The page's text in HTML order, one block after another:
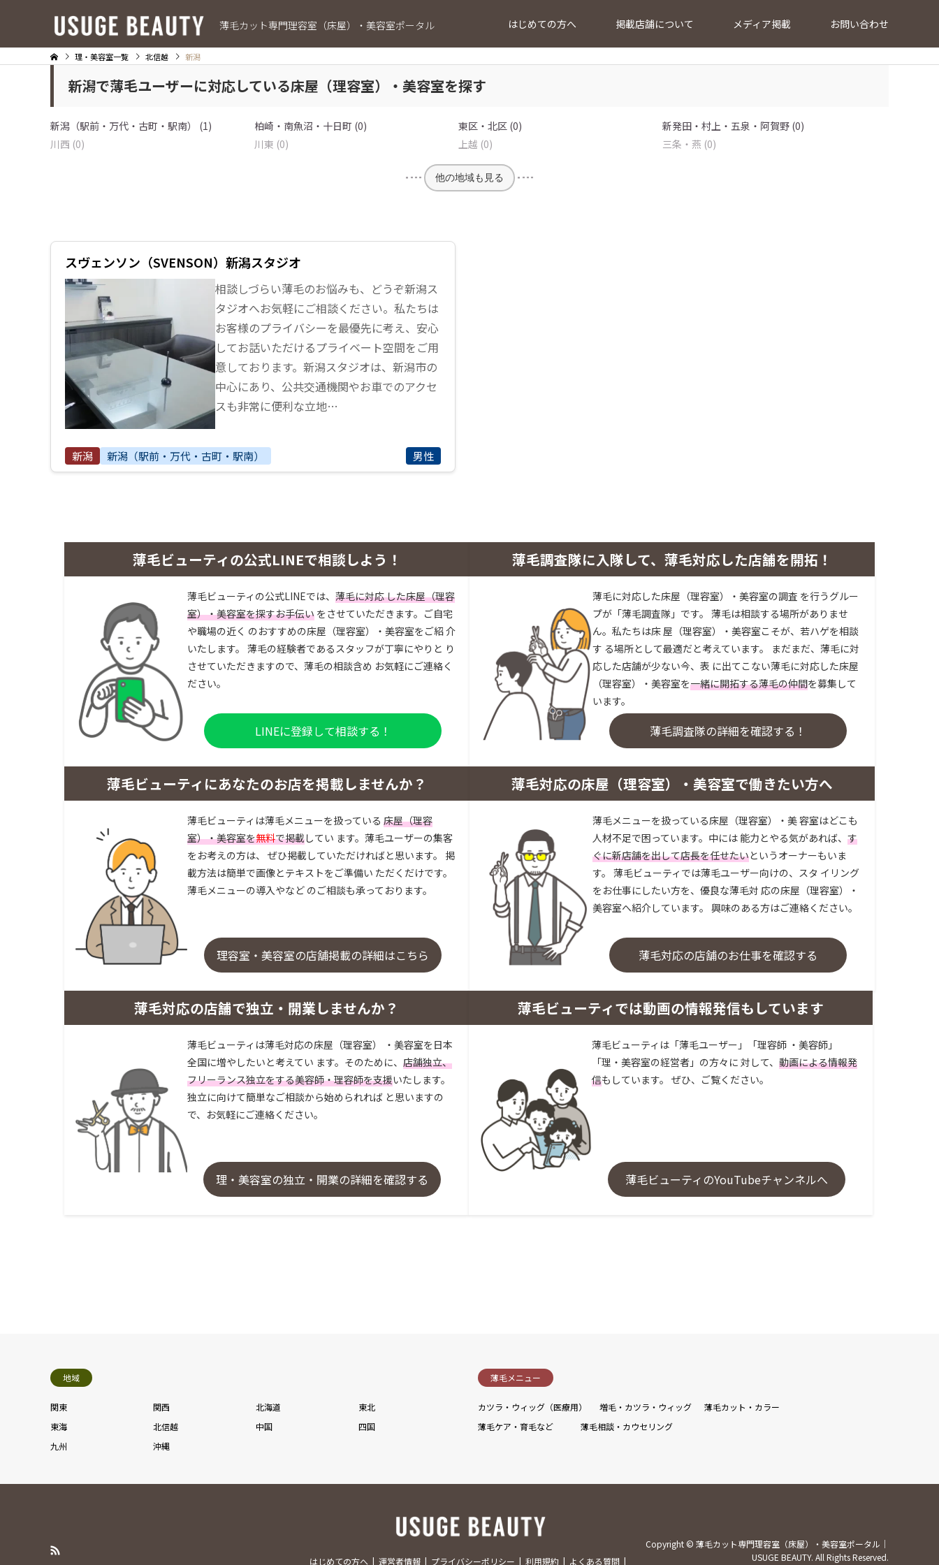
薄毛カット専門理容室（床屋）・美容室ポータル はじめての方へ 掲載店舗について メディア掲載 お問い合わせ
理・美容室一覧 北信越 新潟
新潟で薄毛ユーザーに対応している床屋（理容室）・美容室を探す
新潟（駅前・万代・古町・駅南） (1) 柏崎・南魚沼・十日町 (0) 東区・北区 (0)
新発田・村上・五泉・阿賀野 (0)
川西 (0)
川東 (0) 上越 (0) 三条・燕 (0)
他の地域も見る
スヴェンソン（SVENSON）新潟スタジオ
相談しづらい薄毛のお悩みも、どうぞ新潟ス
タジオへお気軽にご相談ください。私たちは
お客様のプライバシーを最優先に考え、安心
してお話いただけるプライベート空間をご用
意しております。新潟スタジオは、新潟市の
中心にあり、公共交通機関やお車でのアクセ
スも非常に便利な立地…
新潟 新潟（駅前・万代・古町・駅南） 男性
薄毛ビューティの公式LINEで相談しよう！
薄毛ビューティの公式LINEでは、 薄毛に対応 した床屋（理容
室）・美容室を探すお手伝い をさせていただきます。ご自宅
や職場の近く のおすすめの床屋（理容室）・美容室をご紹 介
いたします。 薄毛の経験者であるスタッフが丁寧にやりと り
させていただきますので、薄毛の相談含め お気軽にご連絡く
ださい。
LINEに登録して相談する！
薄毛調査隊に入隊して、薄毛対応した店舗を開拓！
薄毛に対応した床屋（理容室）・美容室の調査 を行うグルー
プが「薄毛調査隊」です。 薄毛は相談する場所がありませ
ん。私たちは床 屋（理容室）・美容室こそが、若ハゲを相談
す る場所として最適だと考えています。 まだまだ、薄毛に対
応した店舗が少ない今、表 に出てこない薄毛に対応した床屋
（理容室）・美容室を一緒に開拓する薄毛の仲間を募集して
います。
薄毛調査隊の詳細を確認する！
薄毛ビューティにあなたのお店を掲載しませんか？
薄毛ビューティは薄毛メニューを扱っている 床屋（理容
室）・美容室を無料で掲載してい ます。薄毛ユーザーの集客
をお考えの方は、 ぜひ掲載していただければと思います。 掲
載方法は簡単で画像とテキストをご準備い ただくだけです。
薄毛メニューの導入やなど のご相談も承っております。
理容室・美容室の店舗掲載の詳細はこちら
薄毛対応の床屋（理容室）・美容室で働きたい方へ
薄毛メニューを扱っている床屋（理容室）・美 容室はどこも
人材不足で困っています。中には 能力とやる気があれば、 す
ぐに新店舗を出して店長を任せたいというオーナーもいま
す。 薄毛ビューティでは薄毛ユーザー向けの、スタ イリング
をお仕事にしたい方を、優良な薄毛対 応の床屋（理容室）・
美容室へ紹介しています。 興味のある方はご連絡ください。
薄毛対応の店舗のお仕事を確認する
薄毛対応の店舗で独立・開業しませんか？
薄毛ビューティは薄毛対応の床屋（理容室） ・美容室を日本
全国に増やしたいと考えてい ます。そのために、 店舗独立、
フリーランス独立をする美容師・理容師を支援いたします。
独立に向けて簡単なご相談から始められれば と思いますの
で、お気軽にご連絡ください。
理・美容室の独立・開業の詳細を確認する
薄毛ビューティでは動画の情報発信もしています
薄毛ビューティは「薄毛ユーザー」「理容師 ・美容師」
「理・美容室の経営者」の方々に 対して、 動画による情報発
信もしています。 ぜひ、ご覧ください。
薄毛ビューティのYouTubeチャンネルへ
地域
関東 関西 北海道
東北
東海
北信越 中国
四国
九州
沖縄
薄毛メニュー
カツラ・ウィッグ（医療用） 増毛・カツラ・ウィッグ
薄毛カット・カラー
薄毛ケア・育毛など
薄毛相談・カウセリング
はじめての方へ 運営者情報 プライバシーポリシー 利用規約 よくある質問
Copyright © 薄毛カット専門理容室（床屋）・美容室ポータル｜
USUGE BEAUTY. All Rights Reserved.